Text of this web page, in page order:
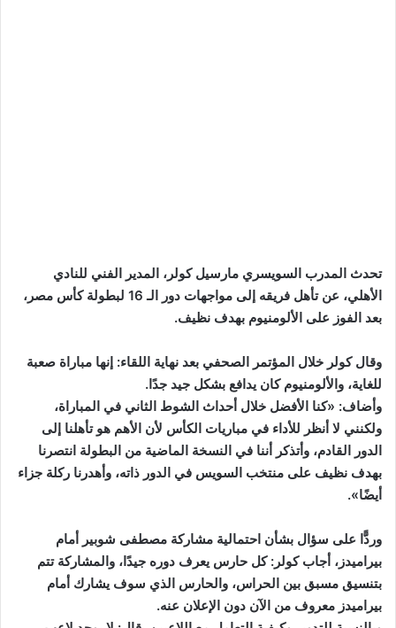
تحدث المدرب السويسري مارسيل كولر، المدير الفني للنادي
الأهلي، عن تأهل فريقه إلى مواجهات دور الـ 16 لبطولة كأس مصر،
بعد الفوز على الألومنيوم بهدف نظيف.
وقال كولر خلال المؤتمر الصحفي بعد نهاية اللقاء: إنها مباراة صعبة
للغاية، والألومنيوم كان يدافع بشكل جيد جدًا.
وأضاف: «كنا الأفضل خلال أحداث الشوط الثاني في المباراة،
ولكنني لا أنظر للأداء في مباريات الكأس لأن الأهم هو تأهلنا إلى
الدور القادم، وأتذكر أننا في النسخة الماضية من البطولة انتصرنا
بهدف نظيف على منتخب السويس في الدور ذاته، وأهدرنا ركلة جزاء
أيضًا».
وردًّا على سؤال بشأن احتمالية مشاركة مصطفى شوبير أمام
بيراميدز، أجاب كولر: كل حارس يعرف دوره جيدًا، والمشاركة تتم
بتنسيق مسبق بين الحراس، والحارس الذي سوف يشارك أمام
بيراميدز معروف من الآن دون الإعلان عنه.